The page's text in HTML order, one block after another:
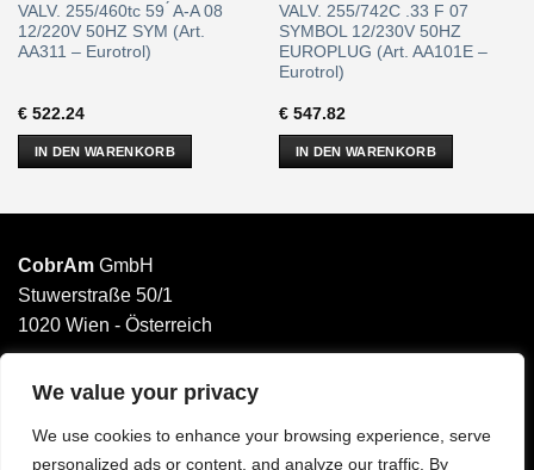
We value your privacy
We use cookies to enhance your browsing experience, serve
personalized ads or content, and analyze our traffic. By
VALV. 255/460tc 59 ́ A-A 08
12/220V 50HZ SYM (Art.
AA311 – Eurotrol)
€522.24
IN DEN WARENKORB
VALV. 255/742C .33 F 07
SYMBOL 12/230V 50HZ
EUROPLUG (Art. AA101E –
Eurotrol)
€547.82
IN DEN WARENKORB
CobrAm GmbH
Stuwerstraße 50/1
1020 Wien - Österreich
______________________
Email: office@cobram.gmbh
Impressum